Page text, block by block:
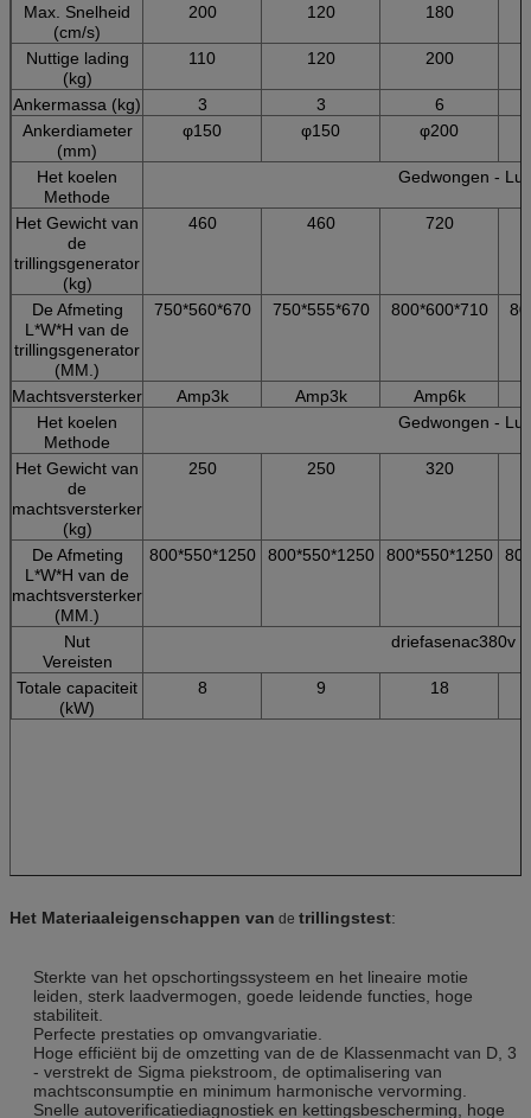
Max. Snelheid
(cm/s)
200 120 180
Nuttige lading
(kg)
110 120 200
Ankermassa (kg) 3 3
6
Ankerdiameter
(mm)
φ150 φ150 φ200
Het koelen
Methode
Gedwongen -
Het Gewicht van
de
trillingsgenerator
(kg)
460 460 720
De Afmeting
L*W*H van de
trillingsgenerator
(MM.)
750*560*670 750*555*670 800*600*710
Machtsversterker Amp3k Amp3k
Amp6k
Het koelen
Methode
Gedwongen -
Het Gewicht van
de
machtsversterker
(kg)
250 250 320
De Afmeting
L*W*H van de
machtsversterker
(MM.)
800*550*1250 800*550*1250 800*550*1250
Nut
Vereisten
driefasenac380v
Totale capaciteit
(kW)
8 9 18
Het Materiaaleigenschappen van de trillingstest:
Sterkte van het opschortingssysteem en het lineaire motie
leiden, sterk laadvermogen, goede leidende functies, hoge
stabiliteit.
Perfecte prestaties op omvangvariatie.
Hoge efficiënt bij de omzetting van de de Klassenmacht van D, 3
- verstrekt de Sigma piekstroom, de optimalisering van
machtsconsumptie en minimum harmonische vervorming.
Snelle autoverificatiediagnostiek en kettingsbescherming, hoge